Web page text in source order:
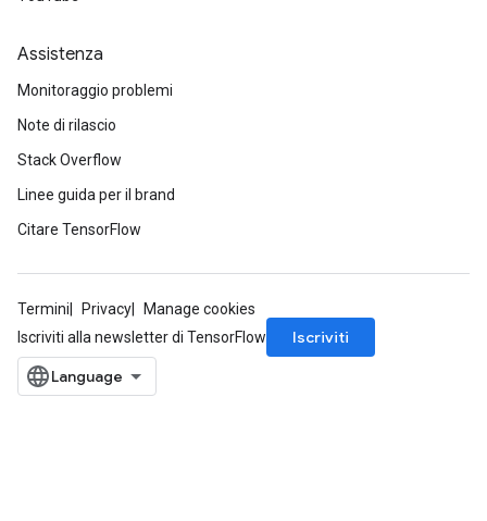
Assistenza
Monitoraggio problemi
Note di rilascio
Stack Overflow
Linee guida per il brand
Citare TensorFlow
Termini Privacy
Manage cookies
Iscriviti alla newsletter di TensorFlow
Iscriviti